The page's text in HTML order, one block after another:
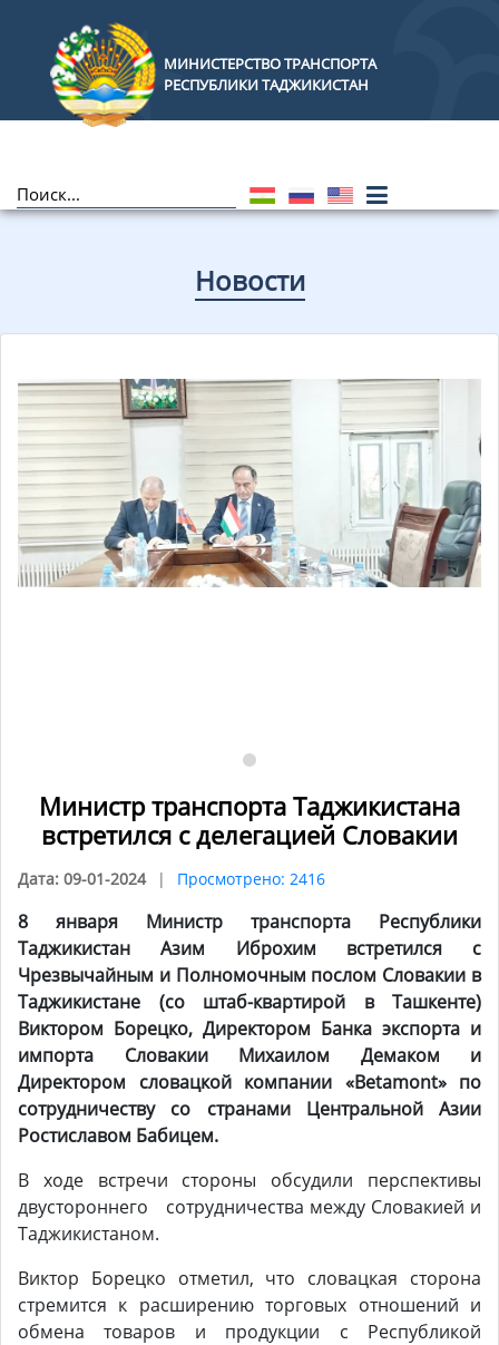
МИНИСТЕРСТВО ТРАНСПОРТА
РЕСПУБЛИКИ ТАДЖИКИСТАН
Новости
Министр транспорта Таджикистана
встретился с делегацией Словакии
Дата: 09-01-2024 Просмотрено: 2416
8 января Министр транспорта Республики
Таджикистан Азим Иброхим встретился с
Чрезвычайным и Полномочным послом Словакии в
Таджикистане (со штаб-квартирой в Ташкенте)
Виктором Борецко, Директором Банка экспорта и
импорта Словакии Михаилом Демаком и
Директором словацкой компании «Betamont» по
сотрудничеству со странами Центральной Азии
Ростиславом Бабицем.
В ходе встречи стороны обсудили перспективы
двустороннего сотрудничества между Словакией и
Таджикистаном.
Виктор Борецко отметил, что словацкая сторона
стремится к расширению торговых отношений и
обмена товаров и продукции с Республикой